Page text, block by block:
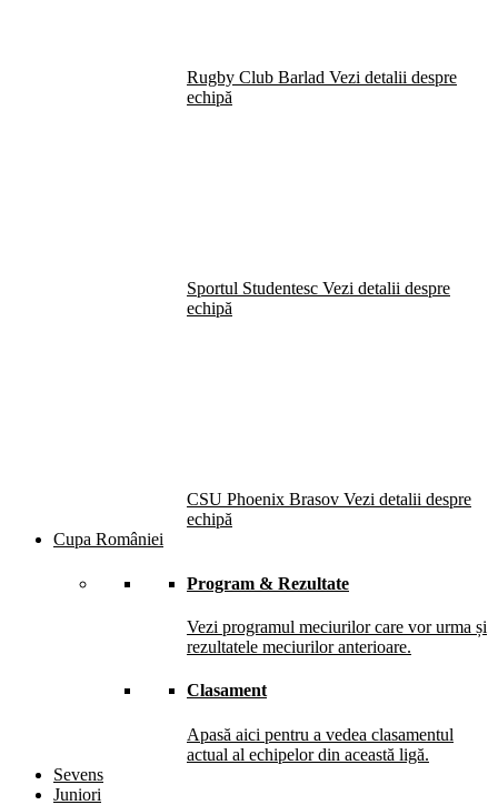
Rugby Club Barlad Vezi detalii despre
echipă
Sportul Studentesc Vezi detalii despre
echipă
CSU Phoenix Brasov Vezi detalii despre
echipă
Cupa României
Program & Rezultate
Vezi programul meciurilor care vor urma și
rezultatele meciurilor anterioare.
Clasament
Apasă aici pentru a vedea clasamentul
actual al echipelor din această ligă.
Sevens
Juniori